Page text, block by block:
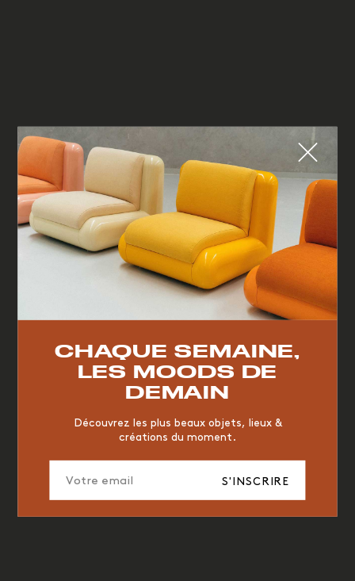
Fermer
CHAQUE SEMAINE,
LES MOODS DE
DEMAIN
Découvrez les plus beaux objets, lieux &
créations du moment.
S'INSCRIRE
QUE CHERCHEZ-VOUS ?
RESTAURANT VINTAGE MOODBOARD
BOIS
JAUNE
HÔTEL
ORGANIQUE
MEMPHIS ÉDITIONS
VASE
ICONIC
2023